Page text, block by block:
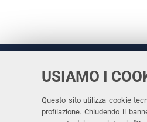
USIAMO I
Questo sito utilizza cookie
profilazione. Chiudendo il
di